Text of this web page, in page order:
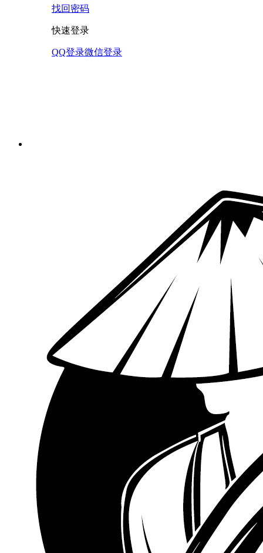
找回密码
快速登录
QQ登录微信登录